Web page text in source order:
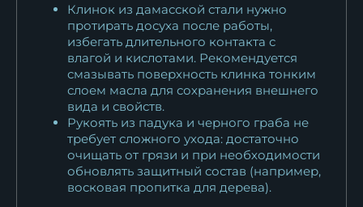
Клинок из дамасской стали нужно
протирать досуха после работы,
избегать длительного контакта с
влагой и кислотами. Рекомендуется
смазывать поверхность клинка тонким
слоем масла для сохранения внешнего
вида и свойств.
Рукоять из падука и черного граба не
требует сложного ухода: достаточно
очищать от грязи и при необходимости
обновлять защитный состав (например,
восковая пропитка для дерева).